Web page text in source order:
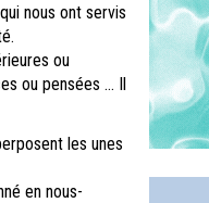
nous ont servis
ou
ou pensées … Il
les unes
en nous-